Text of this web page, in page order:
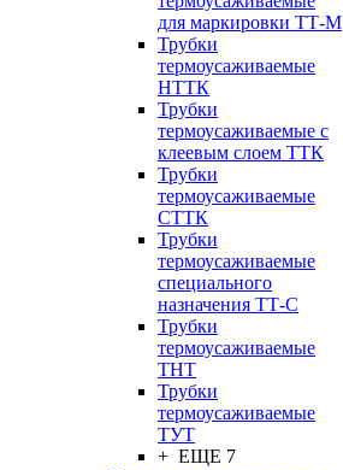
для маркировки ТТ-М
Трубки
термоусаживаемые
НTТК
Трубки
термоусаживаемые с
клеевым слоем TТК
Трубки
термоусаживаемые
СTТК
Трубки
термоусаживаемые
специального
назначения ТТ-С
Трубки
термоусаживаемые
ТНТ
Трубки
термоусаживаемые
ТУТ
+ ЕЩЕ 7